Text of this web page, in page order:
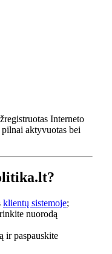
Interneto
aktyvuotas bei
klientų sistemoje;
nuorodą
ir paspauskite